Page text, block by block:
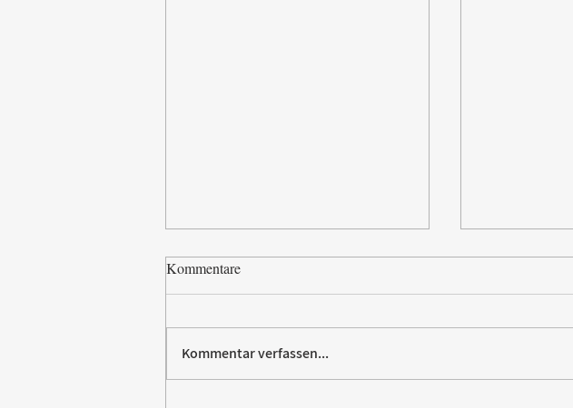
Kommentare
Kommentar verfassen...